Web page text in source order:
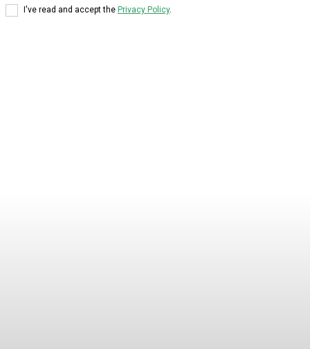
I've read and accept the Privacy Policy.